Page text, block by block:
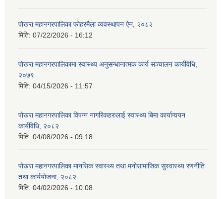
पोखरा महानगरपालिका फोहरमैला व्यवस्थापन ऐन, २०८२
मिति: 07/22/2026 - 16:12
पोखरा महानगरपालिकामा स्वास्थ्य अनुसन्धानात्मक कार्य सञ्चालन कार्यविधि,
२०७९
मिति: 04/15/2026 - 11:57
पोखरा महानगरपालिका विपन्न नागरिकहरुलाई स्वास्थ्य बिमा कार्यान्वयन
कार्यविधि, २०८२
मिति: 04/08/2026 - 09:18
पोखरा महानगरपालिका मानसिक स्वास्थ्य तथा मनोसामाजिक सुस्वास्थ्य रणनीति
तथा कार्ययोजना, २०८२
मिति: 04/02/2026 - 10:08